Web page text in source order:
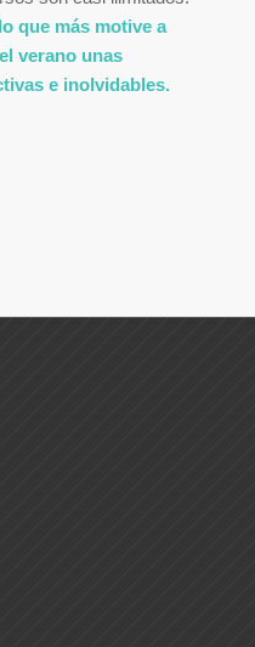
que más motive a
verano unas
e inolvidables.